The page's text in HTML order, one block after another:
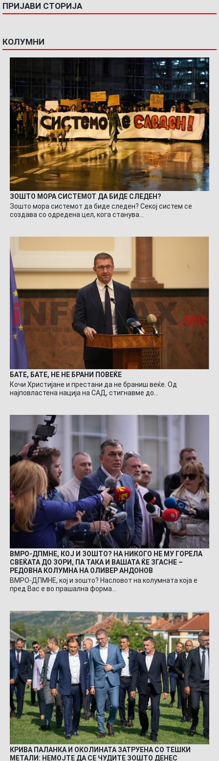
ПРИЈАВИ СТОРИЈА
КОЛУМНИ
ЗОШТО МОРА СИСТЕМОТ ДА БИДЕ СЛЕДЕН?
Зошто мора системот да биде следен? Секој систем се
создава со одредена цел, кога станува…
БАТЕ, БАТЕ, НЕ НЕ БРАНИ ПОВЕЌЕ
Кочи Христијане и престани да не браниш веќе. Од
најповластена нација на САД, стигнавме до…
ВМРО-ДПМНЕ, КОЈ И ЗОШТО? НА НИКОГО НЕ МУ ГОРЕЛА
СВЕЌАТА ДО ЗОРИ, ПА ТАКА И ВАШАТА ЌЕ ЗГАСНЕ –
РЕДОВНА КОЛУМНА НА ОЛИВЕР АНДОНОВ
ВМРО-ДПМНЕ, кој и зошто? Насловот на колумната која е
пред Вас е во прашална форма…
КРИВА ПАЛАНКА И ОКОЛИНАТА ЗАТРУЕНА СО ТЕШКИ
МЕТАЛИ: НЕМОЈТЕ ДА СЕ ЧУДИТЕ ЗОШТО ДЕНЕС